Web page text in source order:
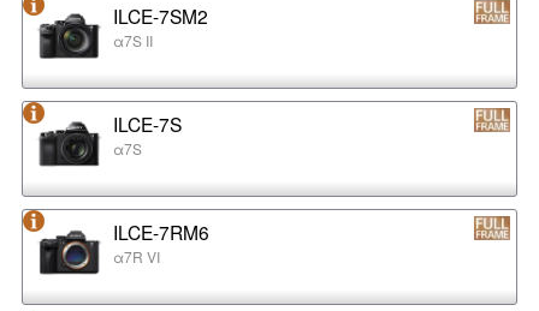
ILCE-7SM2
α7S II
ILCE-7S
α7S
ILCE-7RM6
α7R VI